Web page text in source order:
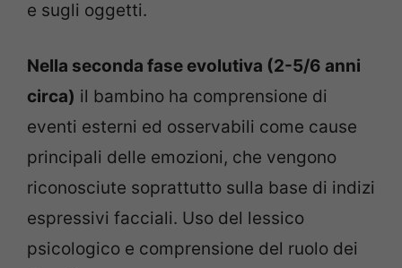
e sugli oggetti.
Nella seconda fase evolutiva (2-5/6 anni
circa) il bambino ha comprensione di
eventi esterni ed osservabili come cause
principali delle emozioni, che vengono
riconosciute soprattutto sulla base di indizi
espressivi facciali. Uso del lessico
psicologico e comprensione del ruolo dei